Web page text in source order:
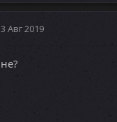
3 Авг 2019
не?